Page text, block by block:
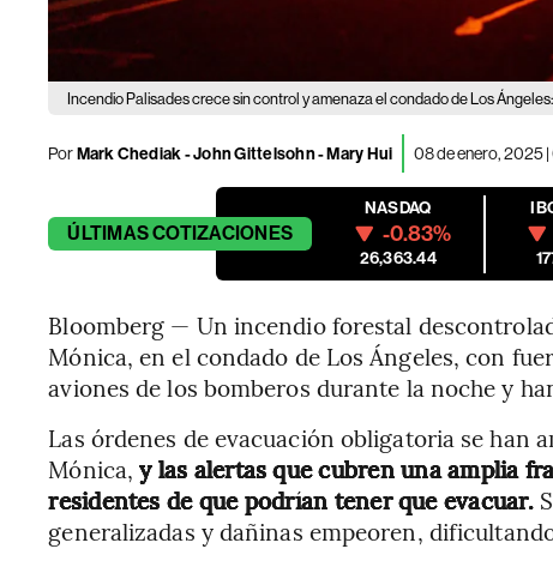
Incendio Palisades crece sin control y amenaza el condado de Los
PorMark Chediak - John Gittelsohn - Mary Hui 08 de enero, 2025
ÚLTIMASCOTIZACIONES
NASDAQ
-0.83%
26,363.44
Bloomberg — Un incendio forestal
Mónica, en el condado de Los Ángeles, con
aviones de los bomberos durante la noche y
Las órdenes de evacuación obligatoria se han
Mónica,y las alertas que cubren una amplia
residentes de que podrían tener que evacuar.
generalizadas y dañinas empeoren,